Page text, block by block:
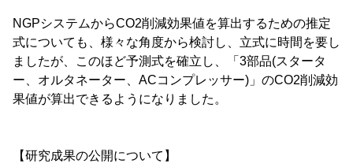
NGPシステムからCO2削減効果値を算出するための推定
式についても、様々な角度から検討し、立式に時間を要し
ましたが、このほど予測式を確立し、「3部品(スタータ
ー、オルタネーター、ACコンプレッサー)」のCO2削減効
果値が算出できるようになりました。
【研究成果の公開について】